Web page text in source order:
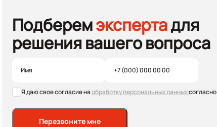
Подберемэкспертадля
решения вашего вопроса
Я даю свое согласие наобработку персональных данныхсогласно
Перезвоните мне